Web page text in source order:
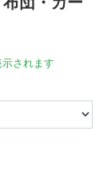
されます